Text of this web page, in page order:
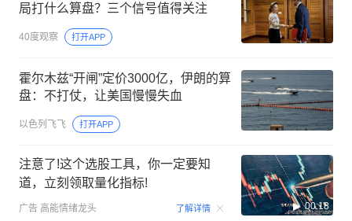
局打什么算盘？三个信号值得关注
40度观察 打开APP
霍尔木兹“开闸”定价3000亿，伊朗的算
盘：不打仗，让美国慢慢失血
以色列飞飞 打开APP
注意了!这个选股工具，你一定要知
道，立刻领取量化指标!
广告 高能情绪龙头 了解详情 00:18